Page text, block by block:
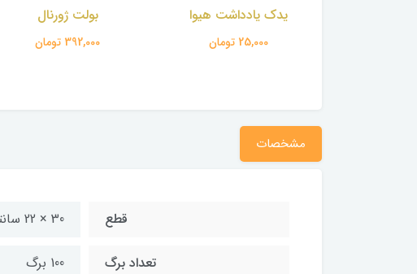
بولت ژورنال
392,000 تومان
تقویم رومیزی نارون
470,000 تومان
مشخصات
قطع 30 × 22 سانتی‌متر
تعداد برگ 100 برگ